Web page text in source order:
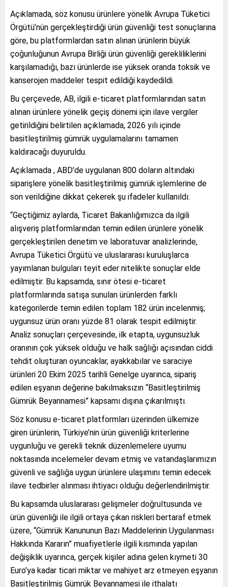
Açıklamada, söz konusu ürünlere yönelik Avrupa Tüketici
Örgütü’nün gerçekleştirdiği ürün güvenliği test sonuçlarına
göre, bu platformlardan satın alınan ürünlerin büyük
çoğunluğunun Avrupa Birliği ürün güvenliği gerekliliklerini
karşılamadığı, bazı ürünlerde ise yüksek oranda toksik ve
kanserojen maddeler tespit edildiği kaydedildi.
Bu çerçevede, AB, ilgili e-ticaret platformlarından satın
alınan ürünlere yönelik geçiş dönemi için ilave vergiler
getirildiğini belirtilen açıklamada, 2026 yılı içinde
basitleştirilmiş gümrük uygulamalarını tamamen
kaldıracağı duyuruldu.
Açıklamada , ABD’de uygulanan 800 doların altındaki
siparişlere yönelik basitleştirilmiş gümrük işlemlerine de
son verildiğine dikkat çekerek şu ifadeler kullanıldı:
“Geçtiğimiz aylarda, Ticaret Bakanlığımızca da ilgili
alışveriş platformlarından temin edilen ürünlere yönelik
gerçekleştirilen denetim ve laboratuvar analizlerinde,
Avrupa Tüketici Örgütü ve uluslararası kuruluşlarca
yayımlanan bulguları teyit eder nitelikte sonuçlar elde
edilmiştir. Bu kapsamda, sınır ötesi e-ticaret
platformlarında satışa sunulan ürünlerden farklı
kategorilerde temin edilen toplam 182 ürün incelenmiş;
uygunsuz ürün oranı yüzde 81 olarak tespit edilmiştir.
Analiz sonuçları çerçevesinde, ilk etapta, uygunsuzluk
oranının çok yüksek olduğu ve halk sağlığı açısından ciddi
tehdit oluşturan oyuncaklar, ayakkabılar ve saraciye
ürünleri 20 Ekim 2025 tarihli Genelge uyarınca, sipariş
edilen eşyanın değerine bakılmaksızın “Basitleştirilmiş
Gümrük Beyannamesi” kapsamı dışına çıkarılmıştı.
Söz konusu e-ticaret platformları üzerinden ülkemize
giren ürünlerin, Türkiye’nin ürün güvenliği kriterlerine
uygunluğu ve gerekli teknik düzenlemelere uyumu
noktasında incelemeler devam etmiş ve vatandaşlarımızın
güvenli ve sağlığa uygun ürünlere ulaşımını temin edecek
ilave tedbirler alınması ihtiyacı olduğu değerlendirilmiştir.
Bu kapsamda uluslararası gelişmeler doğrultusunda ve
ürün güvenliği ile ilgili ortaya çıkan riskleri bertaraf etmek
üzere, “Gümrük Kanununun Bazı Maddelerinin Uygulanması
Hakkında Kararın” muafiyetlerle ilgili kısmında yapılan
değişiklik uyarınca, gerçek kişiler adına gelen kıymeti 30
Euro’ya kadar ticari miktar ve mahiyet arz etmeyen eşyanın
Basitleştirilmiş Gümrük Beyannamesi ile ithalatı